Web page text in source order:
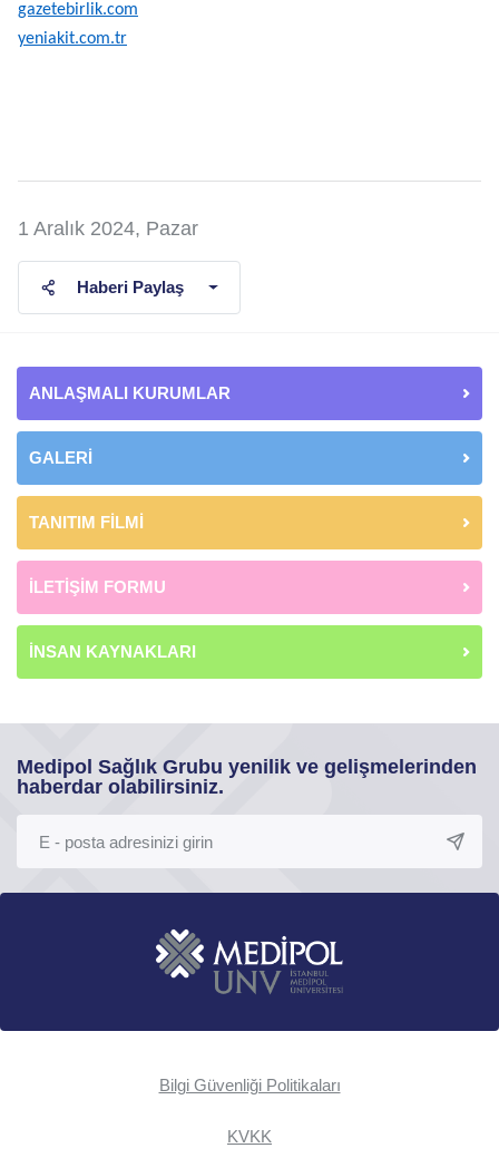
gazetebirlik.com
yeniakit.com.tr
1 Aralık 2024, Pazar
Haberi Paylaş
ANLAŞMALI KURUMLAR
GALERİ
TANITIM FİLMİ
İLETİŞİM FORMU
İNSAN KAYNAKLARI
Medipol Sağlık Grubu yenilik ve gelişmelerinden
haberdar olabilirsiniz.
Bilgi Güvenliği Politikaları
KVKK